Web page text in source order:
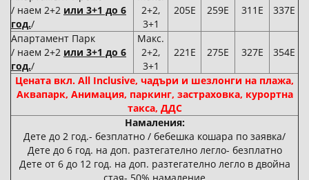
/ наем 2+2 или 3+1 до 6
год./
2+2,
3+1
205Е 259Е 311Е 337Е
Апартамент Парк
/ наем 2+2 или 3+1 до 6
год./
Макс.
2+2,
3+1
221Е 275Е 327Е 354Е
Цената вкл. All Inclusive, чадъри и шезлонги на плажа,
Аквапарк, Анимация, паркинг, застраховка, курортна
такса, ДДС
Намаления:
Дете до 2 год.- безплатно / бебешка кошара по заявка/
Дете до 6 год. на доп. разтегателно легло- безплатно
Дете от 6 до 12 год. на доп. разтегателно легло в двойна